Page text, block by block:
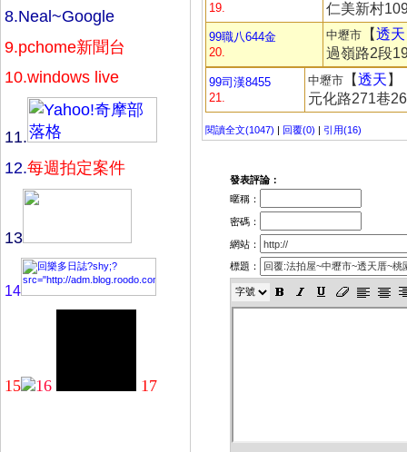
8.Neal~Google
9.pchome新聞台
10.windows live
11.
12.每週拍定案件
13
14
15 16 17
19.
仁美新村
99職八644金
20.
中壢市 【透天
過嶺路2段
99司漢8455
21.
中壢市 【透天 】
元化路271巷
閱讀全文(1047) | 回覆(0) | 引用(16)
發表評論：
暱稱：
密碼：
網站：
標題：